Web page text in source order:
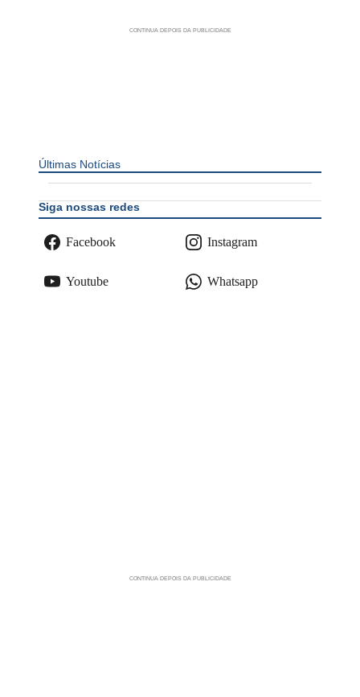
Últimas Notícias
Siga nossas redes
Facebook Instagram
Youtube Whatsapp